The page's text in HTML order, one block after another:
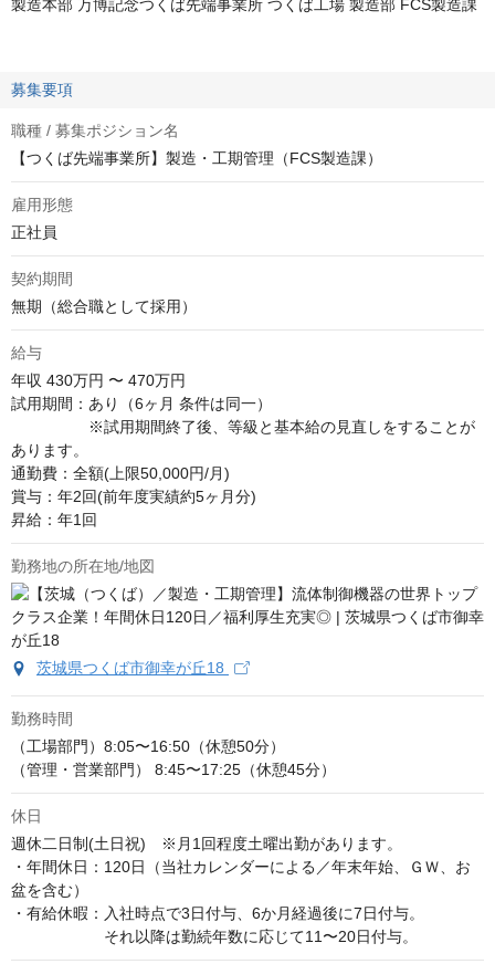
製造本部 万博記念つくば先端事業所 つくば工場 製造部 FCS製造課
募集要項
職種 / 募集ポジション名
【つくば先端事業所】製造・工期管理（FCS製造課）
雇用形態
正社員
契約期間
無期（総合職として採用）
給与
年収 430万円 〜 470万円
試用期間：あり（6ヶ月 条件は同一）
※試用期間終了後、等級と基本給の見直しをすることが
あります。
通勤費：全額(上限50,000円/月)
賞与：年2回(前年度実績約5ヶ月分)
昇給：年1回
勤務地の所在地/地図
茨城県つくば市御幸が丘18
勤務時間
（工場部門）8:05〜16:50（休憩50分）
（管理・営業部門） 8:45〜17:25（休憩45分）
休日
週休二日制(土日祝)　※月1回程度土曜出勤があります。
・年間休日：120日（当社カレンダーによる／年末年始、ＧＷ、お
盆を含む）
・有給休暇：入社時点で3日付与、6か月経過後に7日付与。
それ以降は勤続年数に応じて11〜20日付与。